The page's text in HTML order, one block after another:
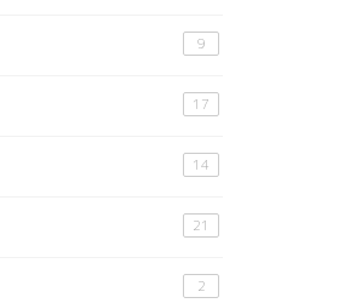
9
17
14
21
2